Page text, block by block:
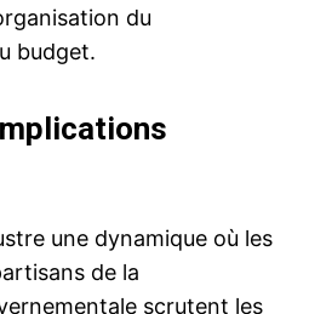
du
budget.
une dynamique où les
de la
scrutent les